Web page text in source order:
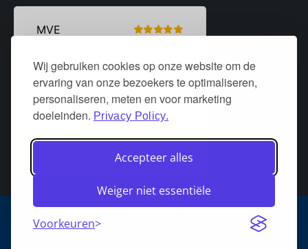
Wij gebruiken cookies op onze website om de
ervaring van onze bezoekers te optimaliseren,
personaliseren, meten en voor marketing
doeleinden. Privacy Policy.
Accepteer alles
Weiger niet essentiële
Voorkeuren
Algemene voorwaarden Over DeurStijl Projecten